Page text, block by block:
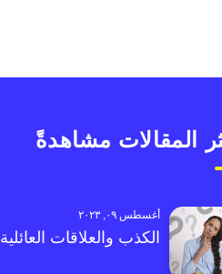
المقالات مشاهدةً
أغسطس ٠٩, ٢٠٢٣
الكذب والعلاقات العائلية